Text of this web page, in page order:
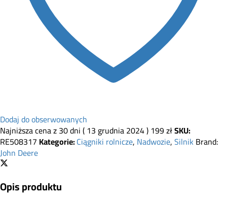
Dodaj do obserwowanych
Najniższa cena z 30 dni (13 grudnia 2024)199złSKU:
RE508317 Kategorie:Ciągniki rolnicze, Nadwozie,SilnikBrand:
John Deere
Opis produktu